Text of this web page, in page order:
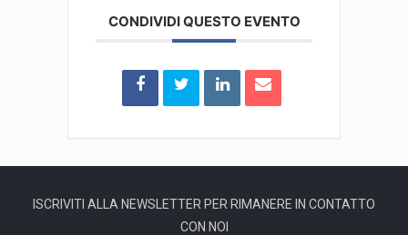
CONDIVIDI QUESTO EVENTO
ISCRIVITI ALLA NEWSLETTER PER RIMANERE IN CONTATTO
CON NOI